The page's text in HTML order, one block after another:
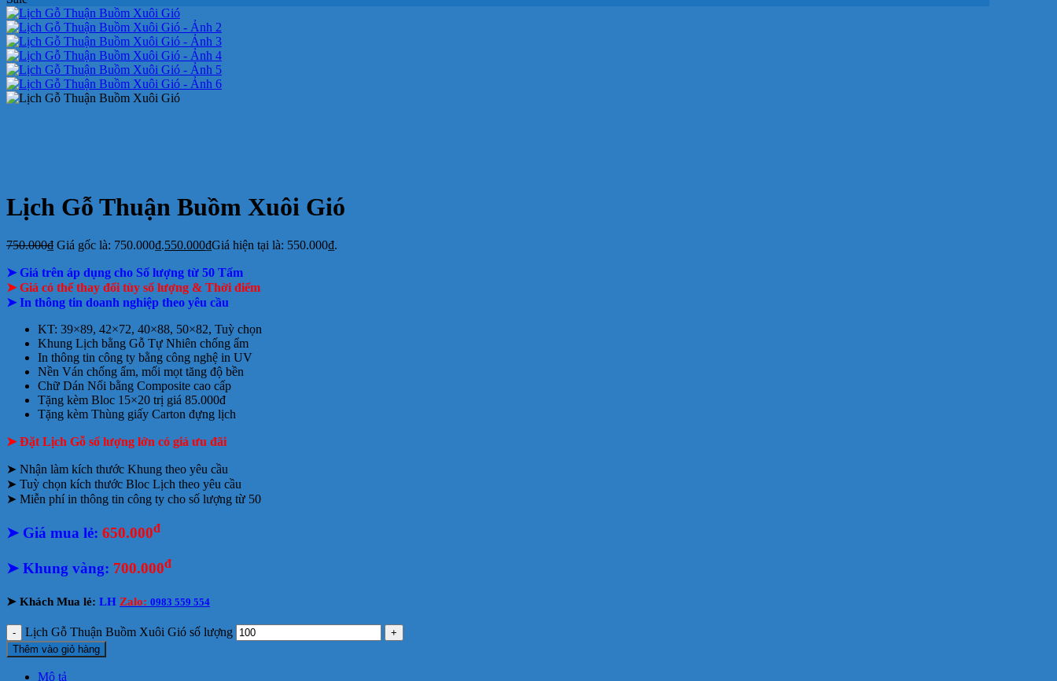
Lịch Gỗ Thuận Buồm Xuôi Gió
750.000₫ Giá gốc là: 750.000₫.550.000₫Giá hiện tại là: 550.000₫.
➤ Giá trên áp dụng cho Số lượng từ 50 Tấm
➤ Giá có thể thay đổi tùy số lượng & Thời điểm
➤ In thông tin doanh nghiệp theo yêu cầu
KT: 39×89, 42×72, 40×88, 50×82, Tuỳ chọn
Khung Lịch bằng Gỗ Tự Nhiên chống ẩm
In thông tin công ty bằng công nghệ in UV
Nền Ván chống ẩm, mối mọt tăng độ bền
Chữ Dán Nổi bằng Composite cao cấp
Tặng kèm Bloc 15×20 trị giá 85.000đ
Tặng kèm Thùng giấy Carton đựng lịch
➤ Đặt Lịch Gỗ số lượng lớn có giá ưu đãi
➤ Nhận làm kích thước Khung theo yêu cầu
➤ Tuỳ chọn kích thước Bloc Lịch theo yêu cầu
➤ Miễn phí in thông tin công ty cho số lượng từ 50
➤ Giá mua lẻ: 650.000đ
➤ Khung vàng: 700.000đ
➤ Khách Mua lẻ: LH Zalo: 0983 559 554
Lịch Gỗ Thuận Buồm Xuôi Gió số lượng
Thêm vào giỏ hàng
Mô tả